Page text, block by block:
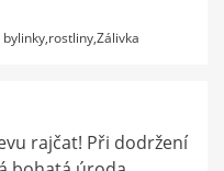
bylinky,rostliny,Zálivka
rajčat! Při dodržení